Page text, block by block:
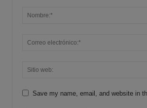
Save my name, email, and website in